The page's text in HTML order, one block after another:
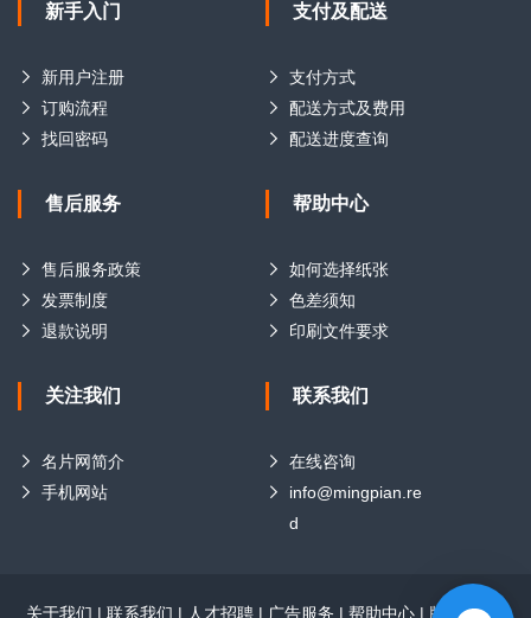
新手入门
新用户注册
订购流程
找回密码
支付及配送
支付方式
配送方式及费用
配送进度查询
售后服务
售后服务政策
发票制度
退款说明
帮助中心
如何选择纸张
色差须知
印刷文件要求
关注我们
名片网简介
手机网站
联系我们
在线咨询
info@mingpian.re
d
关于我们 | 联系我们 | 人才招聘 | 广告服务 | 帮助中心 | 版权声明